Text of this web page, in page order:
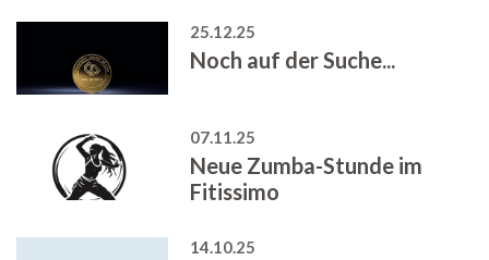
25.12.25
Noch auf der Suche...
07.11.25
Neue Zumba-Stunde im
Fitissimo
14.10.25